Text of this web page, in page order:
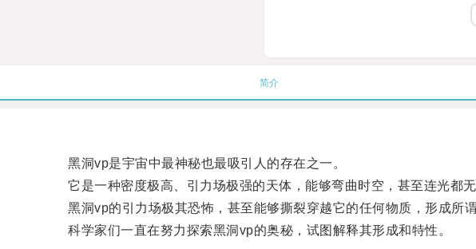
简介
黑洞vp是宇宙中最神秘也最吸引人的存在之一。
它是一种密度极高、引力场极强的天体，能够弯曲时空，甚至连光都无
黑洞vp的引力场极其恐怖，甚至能够撕裂穿越它的任何物质，形成所谓
科学家们一直在努力探索黑洞vp的奥秘，试图解释其形成和特性。